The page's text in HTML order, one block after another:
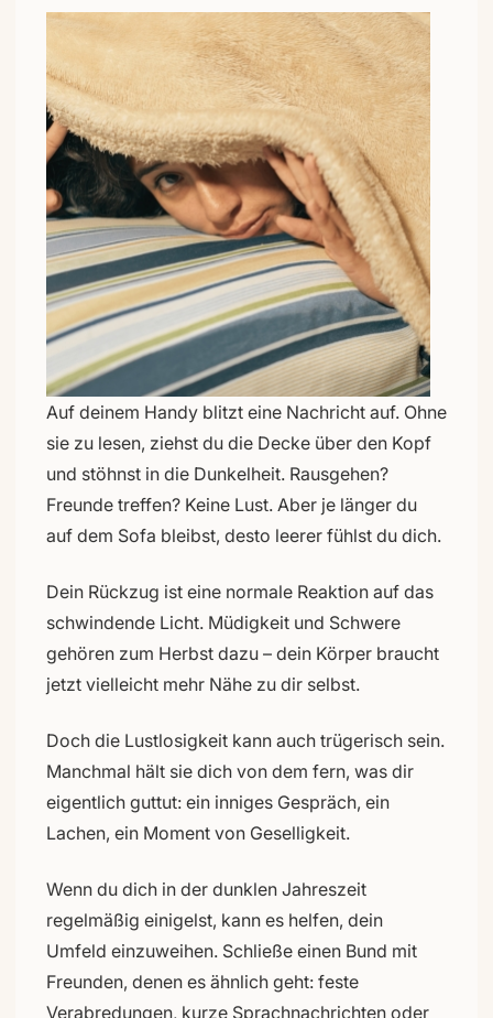
Auf deinem Handy blitzt eine Nachricht auf. Ohne
sie zu lesen, ziehst du die Decke über den Kopf
und stöhnst in die Dunkelheit. Rausgehen?
Freunde treffen? Keine Lust. Aber je länger du
auf dem Sofa bleibst, desto leerer fühlst du dich.
Dein Rückzug ist eine normale Reaktion auf das
schwindende Licht. Müdigkeit und Schwere
gehören zum Herbst dazu – dein Körper braucht
jetzt vielleicht mehr Nähe zu dir selbst.
Doch die Lustlosigkeit kann auch trügerisch sein.
Manchmal hält sie dich von dem fern, was dir
eigentlich guttut: ein inniges Gespräch, ein
Lachen, ein Moment von Geselligkeit.
Wenn du dich in der dunklen Jahreszeit
regelmäßig einigelst, kann es helfen, dein
Umfeld einzuweihen. Schließe einen Bund mit
Freunden, denen es ähnlich geht: feste
Verabredungen, kurze Sprachnachrichten oder